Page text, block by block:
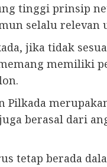
tinggi prinsip
selalu relevan
jika tidak
memiliki
Pilkada
berasal dari
tetap berada